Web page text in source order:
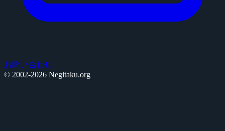
お問い合わせ
© 2002-2026 Negitaku.org